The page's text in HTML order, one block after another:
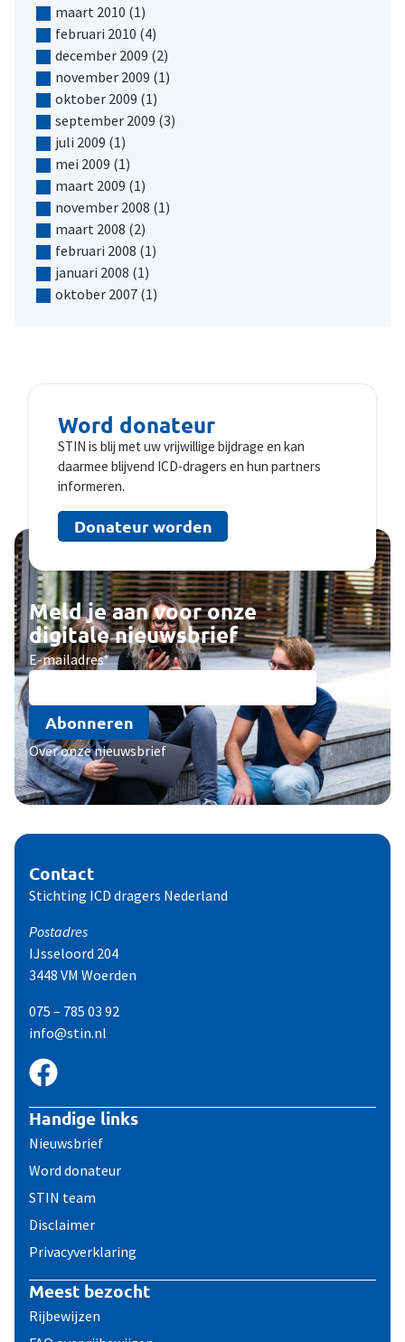
maart 2010 (1)
februari 2010 (4)
december 2009 (2)
november 2009 (1)
oktober 2009 (1)
september 2009 (3)
juli 2009 (1)
mei 2009 (1)
maart 2009 (1)
november 2008 (1)
maart 2008 (2)
februari 2008 (1)
januari 2008 (1)
oktober 2007(1)
Meld je aan voor onze
digitale nieuwsbrief
E-mailadres*
Abonneren
Over onze nieuwsbrief
Word donateur
STIN is blij met uw vrijwillige bijdrage en kan
daarmee blijvend ICD-dragers en hun partners
informeren.
Donateur worden
Contact
Stichting ICD dragers Nederland
Postadres
IJsseloord 204
3448 VM Woerden
075 – 785 03 92
info@stin.nl
Handige links
Nieuwsbrief
Word donateur
STIN team
Disclaimer
Privacyverklaring
Meest bezocht
Rijbewijzen